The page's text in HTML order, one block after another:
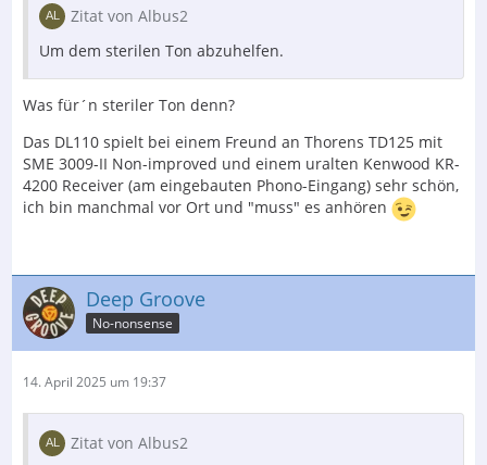
Zitat von Albus2
Um dem sterilen Ton abzuhelfen.
Was für´n steriler Ton denn?
Das DL110 spielt bei einem Freund an Thorens TD125 mit
SME 3009-II Non-improved und einem uralten Kenwood KR-
4200 Receiver (am eingebauten Phono-Eingang) sehr schön,
ich bin manchmal vor Ort und "muss" es anhören
Deep Groove
No-nonsense
14. April 2025 um 19:37
Zitat von Albus2